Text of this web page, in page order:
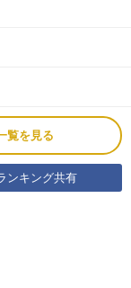
覧を見る
ンキング共有